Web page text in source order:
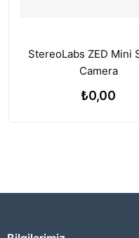
StereoLabs ZED Mini
Camera
₺0,00